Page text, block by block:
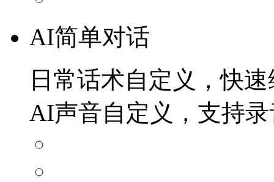
AI简单对话
日常话术自定义，快
AI声音自定义，支持